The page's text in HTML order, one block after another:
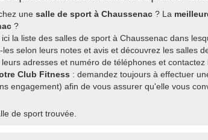
une salle de sport à Chaussenac ? La
?
la liste des salles de sport à Chaussenac dans
les selon leurs notes et avis et découvrez les salles
adresses et numéro de téléphones et
Club Fitness : demandez toujours à effectuer
engagement) afin de vous assurer qu'elle vous
de sport trouvée.